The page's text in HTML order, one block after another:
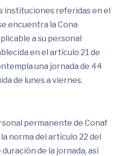
instituciones referidas en el
encuentra la Cona
a su personal
en el artículo 21 de
una jornada de 44
de lunes a viernes.
permanente de Conaf
norma del artículo 22 del
de la jornada, así